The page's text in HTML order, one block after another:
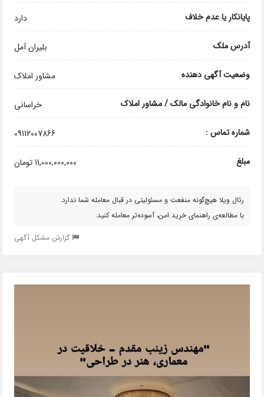
پایانکار یا عدم خلاف دارد
آدرس ملک بلیران آمل
وضعیت آگهی دهنده مشاور املاک
نام و نام خانوادگی مالک / مشاور املاک خراسانی
شماره تماس : 09112007866
مبلغ 11,000,000,000 تومان
رئال ویلا هیچ‌گونه منفعت و مسئولیتی در قبال معامله شما ندارد.
با مطالعه‌ی راهنمای خرید امن، آسوده‌تر معامله کنید.
گزارش مشکل آگهی